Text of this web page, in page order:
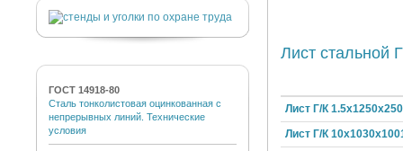
Сетка сварная оцинкованная
Профнастил оцинкованный
ГОСТ 14918-80
Сталь тонколистовая оцинкованная с
непрерывных линий. Технические
условия
Лист стальной
Лист Г/К
Лист Г/К